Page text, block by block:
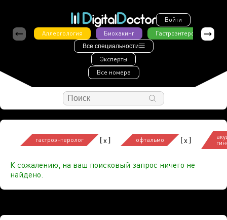
Войти
Аллергология
Биохакинг Гастроэнтерология
Все специальности
Эксперты
Все номера
гастроэнтеролог [x] офтальмо [x]
К сожалению, на ваш поисковый запрос ничего не
найдено.